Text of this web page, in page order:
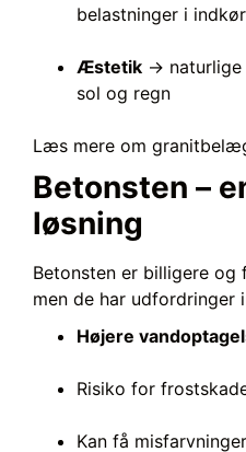
belastninger i
Æstetik → naturlige
sol og regn
Læs mere om
Betonsten –
løsning
Betonsten er billigere og
men de har udfordringer
Højere
Risiko for
Kan få